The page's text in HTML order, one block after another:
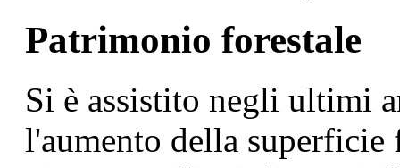
Patrimonio forestale
Si è assistito negli ultimi
l'aumento della superficie